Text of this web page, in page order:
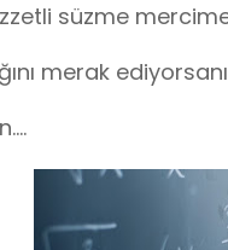
süzme
merak